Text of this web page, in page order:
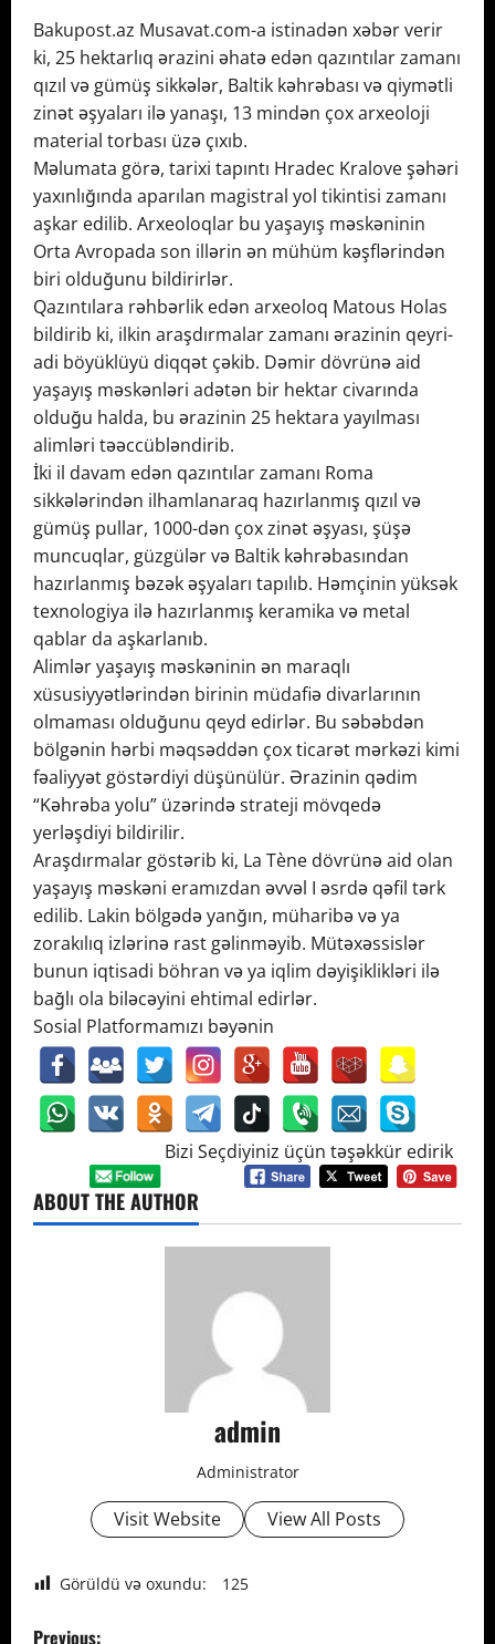
Bakupost.az Musavat.com-a istinadən xəbər verir
ki, 25 hektarlıq ərazini əhatə edən qazıntılar zamanı
qızıl və gümüş sikkələr, Baltik kəhrəbası və qiymətli
zinət əşyaları ilə yanaşı, 13 mindən çox arxeoloji
material torbası üzə çıxıb.
Məlumata görə, tarixi tapıntı Hradec Kralove şəhəri
yaxınlığında aparılan magistral yol tikintisi zamanı
aşkar edilib. Arxeoloqlar bu yaşayış məskəninin
Orta Avropada son illərin ən mühüm kəşflərindən
biri olduğunu bildirirlər.
Qazıntılara rəhbərlik edən arxeoloq Matous Holas
bildirib ki, ilkin araşdırmalar zamanı ərazinin qeyri-
adi böyüklüyü diqqət çəkib. Dəmir dövrünə aid
yaşayış məskənləri adətən bir hektar civarında
olduğu halda, bu ərazinin 25 hektara yayılması
alimləri təəccübləndirib.
İki il davam edən qazıntılar zamanı Roma
sikkələrindən ilhamlanaraq hazırlanmış qızıl və
gümüş pullar, 1000-dən çox zinət əşyası, şüşə
muncuqlar, güzgülər və Baltik kəhrəbasından
hazırlanmış bəzək əşyaları tapılıb. Həmçinin yüksək
texnologiya ilə hazırlanmış keramika və metal
qablar da aşkarlanıb.
Alimlər yaşayış məskəninin ən maraqlı
xüsusiyyətlərindən birinin müdafiə divarlarının
olmaması olduğunu qeyd edirlər. Bu səbəbdən
bölgənin hərbi məqsəddən çox ticarət mərkəzi kimi
fəaliyyət göstərdiyi düşünülür. Ərazinin qədim
“Kəhrəba yolu” üzərində strateji mövqedə
yerləşdiyi bildirilir.
Araşdırmalar göstərib ki, La Tène dövrünə aid olan
yaşayış məskəni eramızdan əvvəl I əsrdə qəfil tərk
edilib. Lakin bölgədə yanğın, müharibə və ya
zorakılıq izlərinə rast gəlinməyib. Mütəxəssislər
bunun iqtisadi böhran və ya iqlim dəyişiklikləri ilə
bağlı ola biləcəyini ehtimal edirlər.
Sosial Platformamızı bəyənin
Bizi Seçdiyiniz üçün təşəkkür edirik
ABOUT THE AUTHOR
admin
Administrator
Visit Website View All Posts
Görüldü və oxundu: 125
P
Previous: